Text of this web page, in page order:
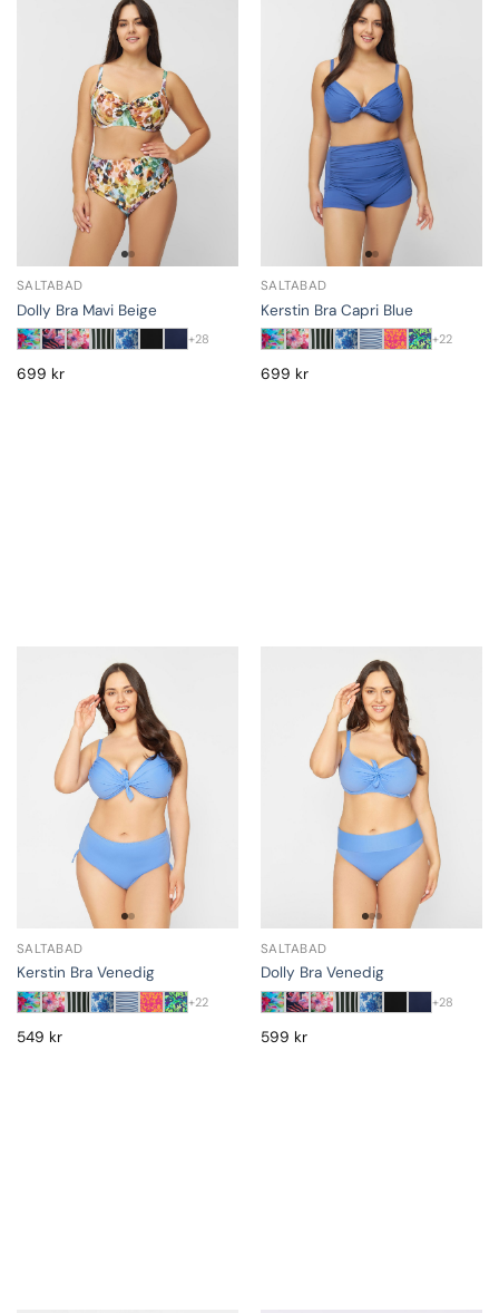
SALTABAD
Dolly Bra Mavi Beige
+28
699 kr
SALTABAD
Kerstin Bra Capri Blue
+22
699 kr
SALTABAD
Kerstin Bra Venedig
+22
549 kr
SALTABAD
Dolly Bra Venedig
+28
599 kr